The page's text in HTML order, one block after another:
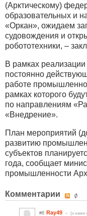
(Арктическому)
образовательных и
«Оркан», ожидаем
судовождения и
робототехники, –
В рамках реализации
постоянно
работе
рамках которого
по направлениям
«Внедрение».
План мероприятий
развитию
субъектов
года, сообщает
промышленности
Комментарии
#8 Ray49 (c нами